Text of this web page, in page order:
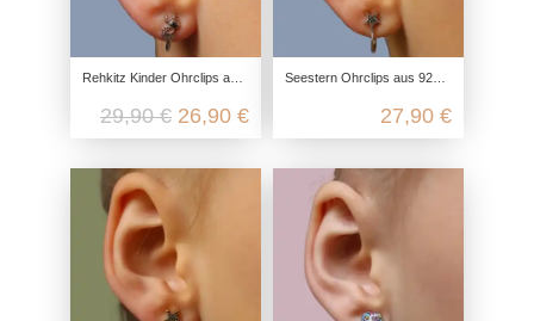
Rehkitz Kinder Ohrclips aus 925 Sterling Silber
29,90 € 26,90 €
Seestern Ohrclips aus 925 Sterling Silber
27,90 €